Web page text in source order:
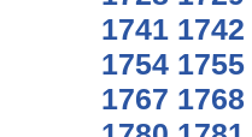
1741 1742
1754 1755
1767 1768